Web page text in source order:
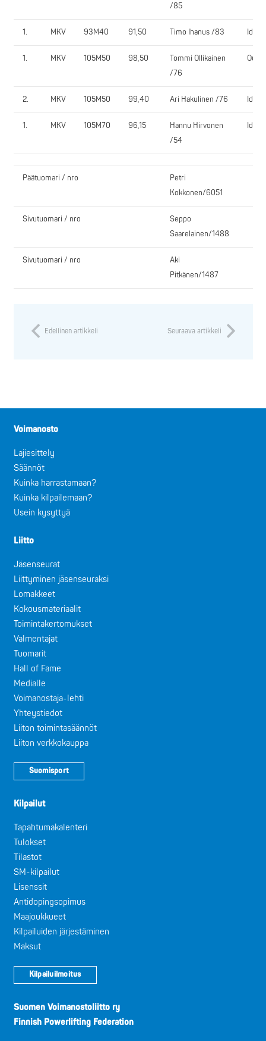
/85
1. MKV 93M40 91,50 Timo Ihanus /83 IdVo
1. MKV 105M50 98,50
Tommi Ollikainen
/76
OutVe
2. MKV 105M50 99,40 Ari Hakulinen /76 IdVo
1. MKV 105M70 96,15
Hannu Hirvonen
/54
IdVo
Päätuomari / nro
Petri
Kokkonen/6051
Sivutuomari / nro
Seppo
Saarelainen/1488
Sivutuomari / nro
Aki
Pitkänen/1487
Edellinen artikkeli Seuraava artikkeli
Voimanosto
Lajiesittely
Säännöt
Kuinka harrastamaan?
Kuinka kilpailemaan?
Usein kysyttyä
Liitto
Jäsenseurat
Liittyminen jäsenseuraksi
Lomakkeet
Kokousmateriaalit
Toimintakertomukset
Valmentajat
Tuomarit
Hall of Fame
Medialle
Voimanostaja-lehti
Yhteystiedot
Liiton toimintasäännöt
Liiton verkkokauppa
Suomisport
Kilpailut
Tapahtumakalenteri
Tulokset
Tilastot
SM-kilpailut
Lisenssit
Antidopingsopimus
Maajoukkueet
Kilpailuiden järjestäminen
Maksut
Kilpailuilmoitus
Suomen Voimanostoliitto ry
Finnish Powerlifting Federation